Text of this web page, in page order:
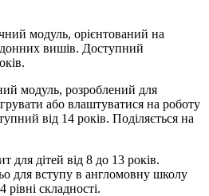
модуль, орієнтований на
вишів. Доступний
модуль, розроблений для
або влаштуватися на роботу
від 14 років. Поділяється на
для дітей від 8 до 13 років.
для вступу в англомовну школу
рівні складності.